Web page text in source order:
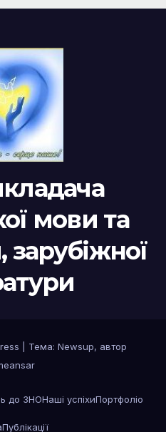
мови та
зарубіжної
Тема: Newsup, автор
до ЗНОНаші успіхиПортфоліо
Публікації